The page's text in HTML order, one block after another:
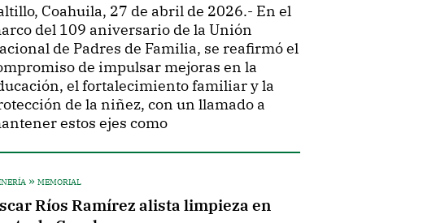
Coahuila, 27 de abril de 2026.- En el
del 109 aniversario de la Unión
de Padres de Familia, se reafirmó el
de impulsar mejoras en la
el fortalecimiento familiar y la
de la niñez, con un llamado a
estos ejes como
» memorial
Ríos Ramírez alista limpieza en